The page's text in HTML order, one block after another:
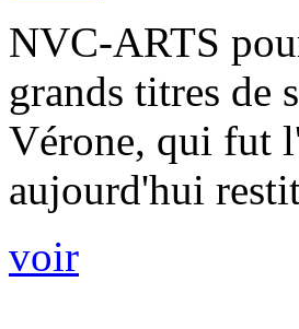
NVC-ARTS
grands titres de
Vérone, qui fut
aujourd'hui
voir